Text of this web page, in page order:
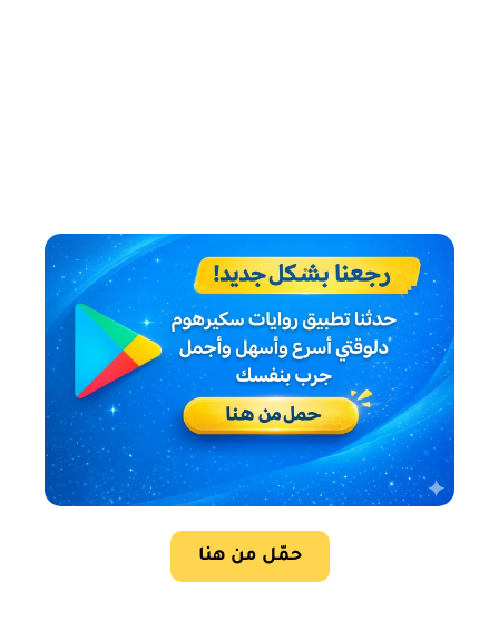
حمّل من هنا